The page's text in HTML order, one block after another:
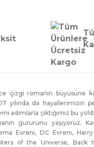
çizgi romanın büyüsüne
yılında da hayallerimizin
adımlarla çıktığımız bu
gururunu yaşıyoruz.
Evreni, DC Evreni,
of the Universe,